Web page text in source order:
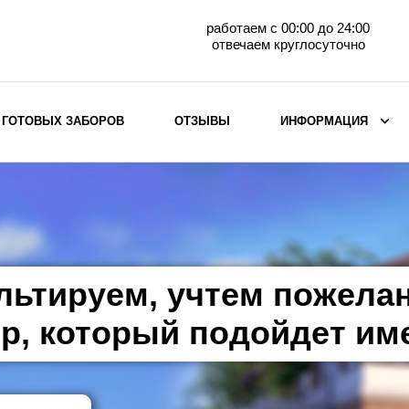
работаем с 00:00 до 24:00
отвечаем круглосуточно
горизонтального
Металлические заборы для дачи
Забор жалюзи с кирпичными столбами
Металлические заборы
Металлические ограждения
ГОТОВЫХ ЗАБОРОВ ОТЗЫВЫ ИНФОРМАЦИЯ
учтем
который подойдет